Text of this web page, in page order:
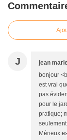
J jean
bonjour
est vrai
pas
pour le
pratique;
Mérieux